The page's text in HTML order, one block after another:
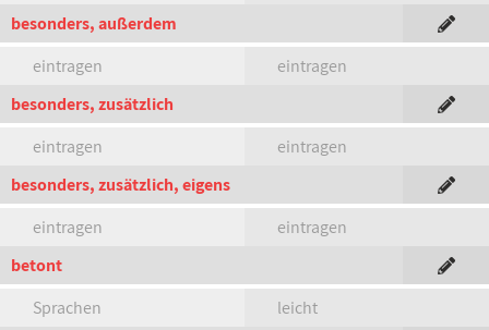
besonders, außerdem
eintragen
eintragen
besonders, zusätzlich
eintragen
eintragen
besonders, zusätzlich, eigens
eintragen
eintragen
betont
Sprachen
leicht